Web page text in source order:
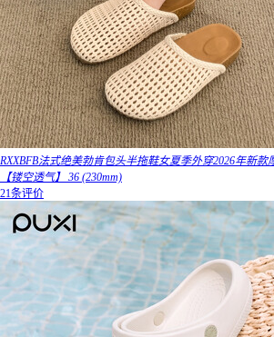
RXXBFB法式绝美勃肯包头半拖鞋女夏季外穿2026年新
【镂空透气】 36 (230mm)
21条评价